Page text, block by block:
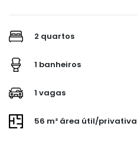
2 quartos
1 banheiros
1 vagas
56 m² área útil/privativa